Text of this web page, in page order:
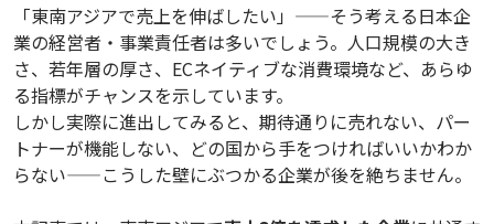
「東南アジアで売上を伸ばしたい」——そう考える日本企
業の経営者・事業責任者は多いでしょう。人口規模の大き
さ、若年層の厚さ、ECネイティブな消費環境など、あらゆ
る指標がチャンスを示しています。
しかし実際に進出してみると、期待通りに売れない、パー
トナーが機能しない、どの国から手をつければいいかわか
らない——こうした壁にぶつかる企業が後を絶ちません。